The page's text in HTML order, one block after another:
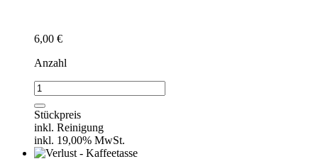
6,00 €
Anzahl
Verlust
-
Salz-/Pfefferstreuer
Menge
Stückpreis
inkl. Reinigung
inkl. 19,00% MwSt.